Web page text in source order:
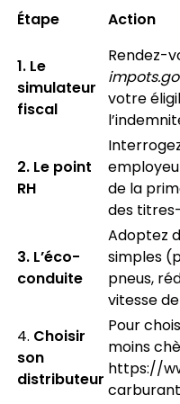
Étape Action
1. Le
simulateur
fiscal
Rendez-
votre
2. Le point
RH
de la
des
3. L’éco-
conduite
Adoptez
simples
pneus,
vitesse
4. Choisir
son
distributeur
Pour
moins
https://